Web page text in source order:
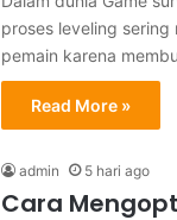
proses leveling
pemain karena
Read More »
admin 5 hari ago
Cara